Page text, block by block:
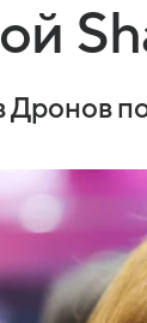
Дронов